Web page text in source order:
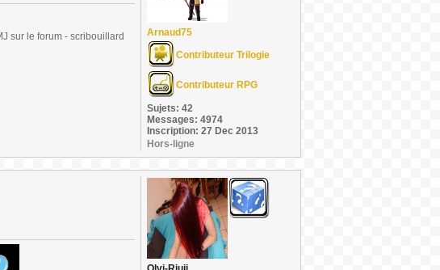
sur le forum - scribouillard
Arnaud75
Contributeur Trilogie
Contributeur RPG
Sujets: 42
Messages: 4974
Inscription: 27 Dec 2013
Hors-ligne